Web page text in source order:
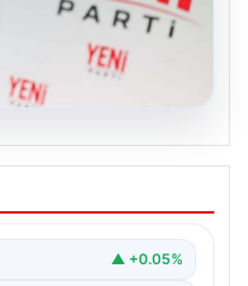
İlksen
önemli bir
▲ +0.05%